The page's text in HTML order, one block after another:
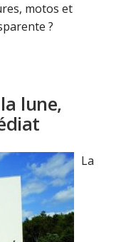
motos et
?
lune,
La